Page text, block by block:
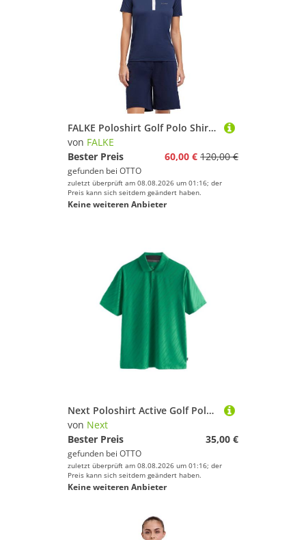
FALKE Poloshirt Golf Polo Shirt (1-tlg., 1) mit Bio-Baumwolle
von FALKE
Bester Preis
60,00 € 120,00 €
gefunden bei OTTO
zuletzt überprüft am 08.08.2026 um 01:16; der
Preis kann sich seitdem geändert haben.
Keine weiteren Anbieter
Next Poloshirt Active Golf Polohemd aus Jacquard (1-tlg)
von Next
Bester Preis
35,00 €
gefunden bei OTTO
zuletzt überprüft am 08.08.2026 um 01:16; der
Preis kann sich seitdem geändert haben.
Keine weiteren Anbieter